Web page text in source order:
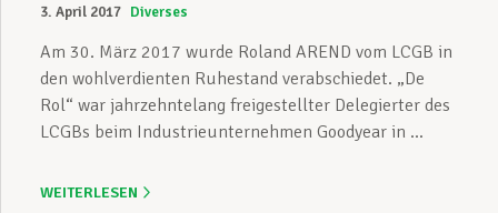
3. April 2017 Diverses
Am 30. März 2017 wurde Roland AREND vom LCGB in
den wohlverdienten Ruhestand verabschiedet. „De
Rol“ war jahrzehntelang freigestellter Delegierter des
LCGBs beim Industrieunternehmen Goodyear in ...
WEITERLESEN